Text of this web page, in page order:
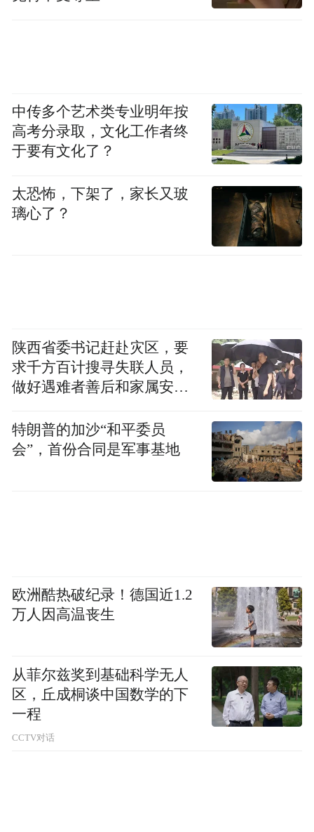
中传多个艺术类专业明年按
高考分录取，文化工作者终
于要有文化了？
太恐怖，下架了，家长又玻
璃心了？
陕西省委书记赶赴灾区，要
求千方百计搜寻失联人员，
做好遇难者善后和家属安抚
特朗普的加沙“和平委员
会”，首份合同是军事基地
欧洲酷热破纪录！德国近1.2
万人因高温丧生
从菲尔兹奖到基础科学无人
区，丘成桐谈中国数学的下
一程
CCTV对话